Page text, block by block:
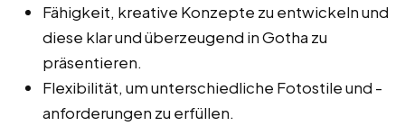
Fähigkeit, kreative Konzepte zu entwickeln und
diese klar und überzeugend in Gotha zu
präsentieren.
Flexibilität, um unterschiedliche Fotostile und -
anforderungen zu erfüllen.